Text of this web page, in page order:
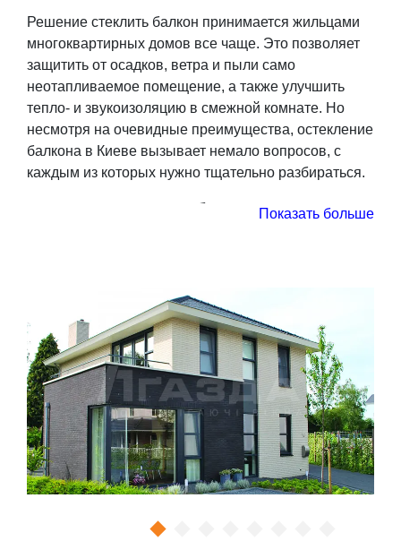
Решение стеклить балкон принимается жильцами
многоквартирных домов все чаще. Это позволяет
защитить от осадков, ветра и пыли само
неотапливаемое помещение, а также улучшить
тепло- и звукоизоляцию в смежной комнате. Но
несмотря на очевидные преимущества, остекление
балкона в Киеве вызывает немало вопросов, с
каждым из которых нужно тщательно разбираться.
Как застеклить балкон?
варианты застекления балкона можно разделить на
холодный. В этом случае балконное
пространство может использоваться
исключительно для бытовых нужд, то есть в
качестве зоны хранения вещей, места для сушки
белья после стирки. Высокие требования к звуко- и
теплоизоляции при этом не предъявляются, а
значит подойдут бюджетные ПВХ-конструкции с
профильной системой начального уровня (60 мм, 3-
4 камеры) и однокамерным стеклопакетом;
Показать больше